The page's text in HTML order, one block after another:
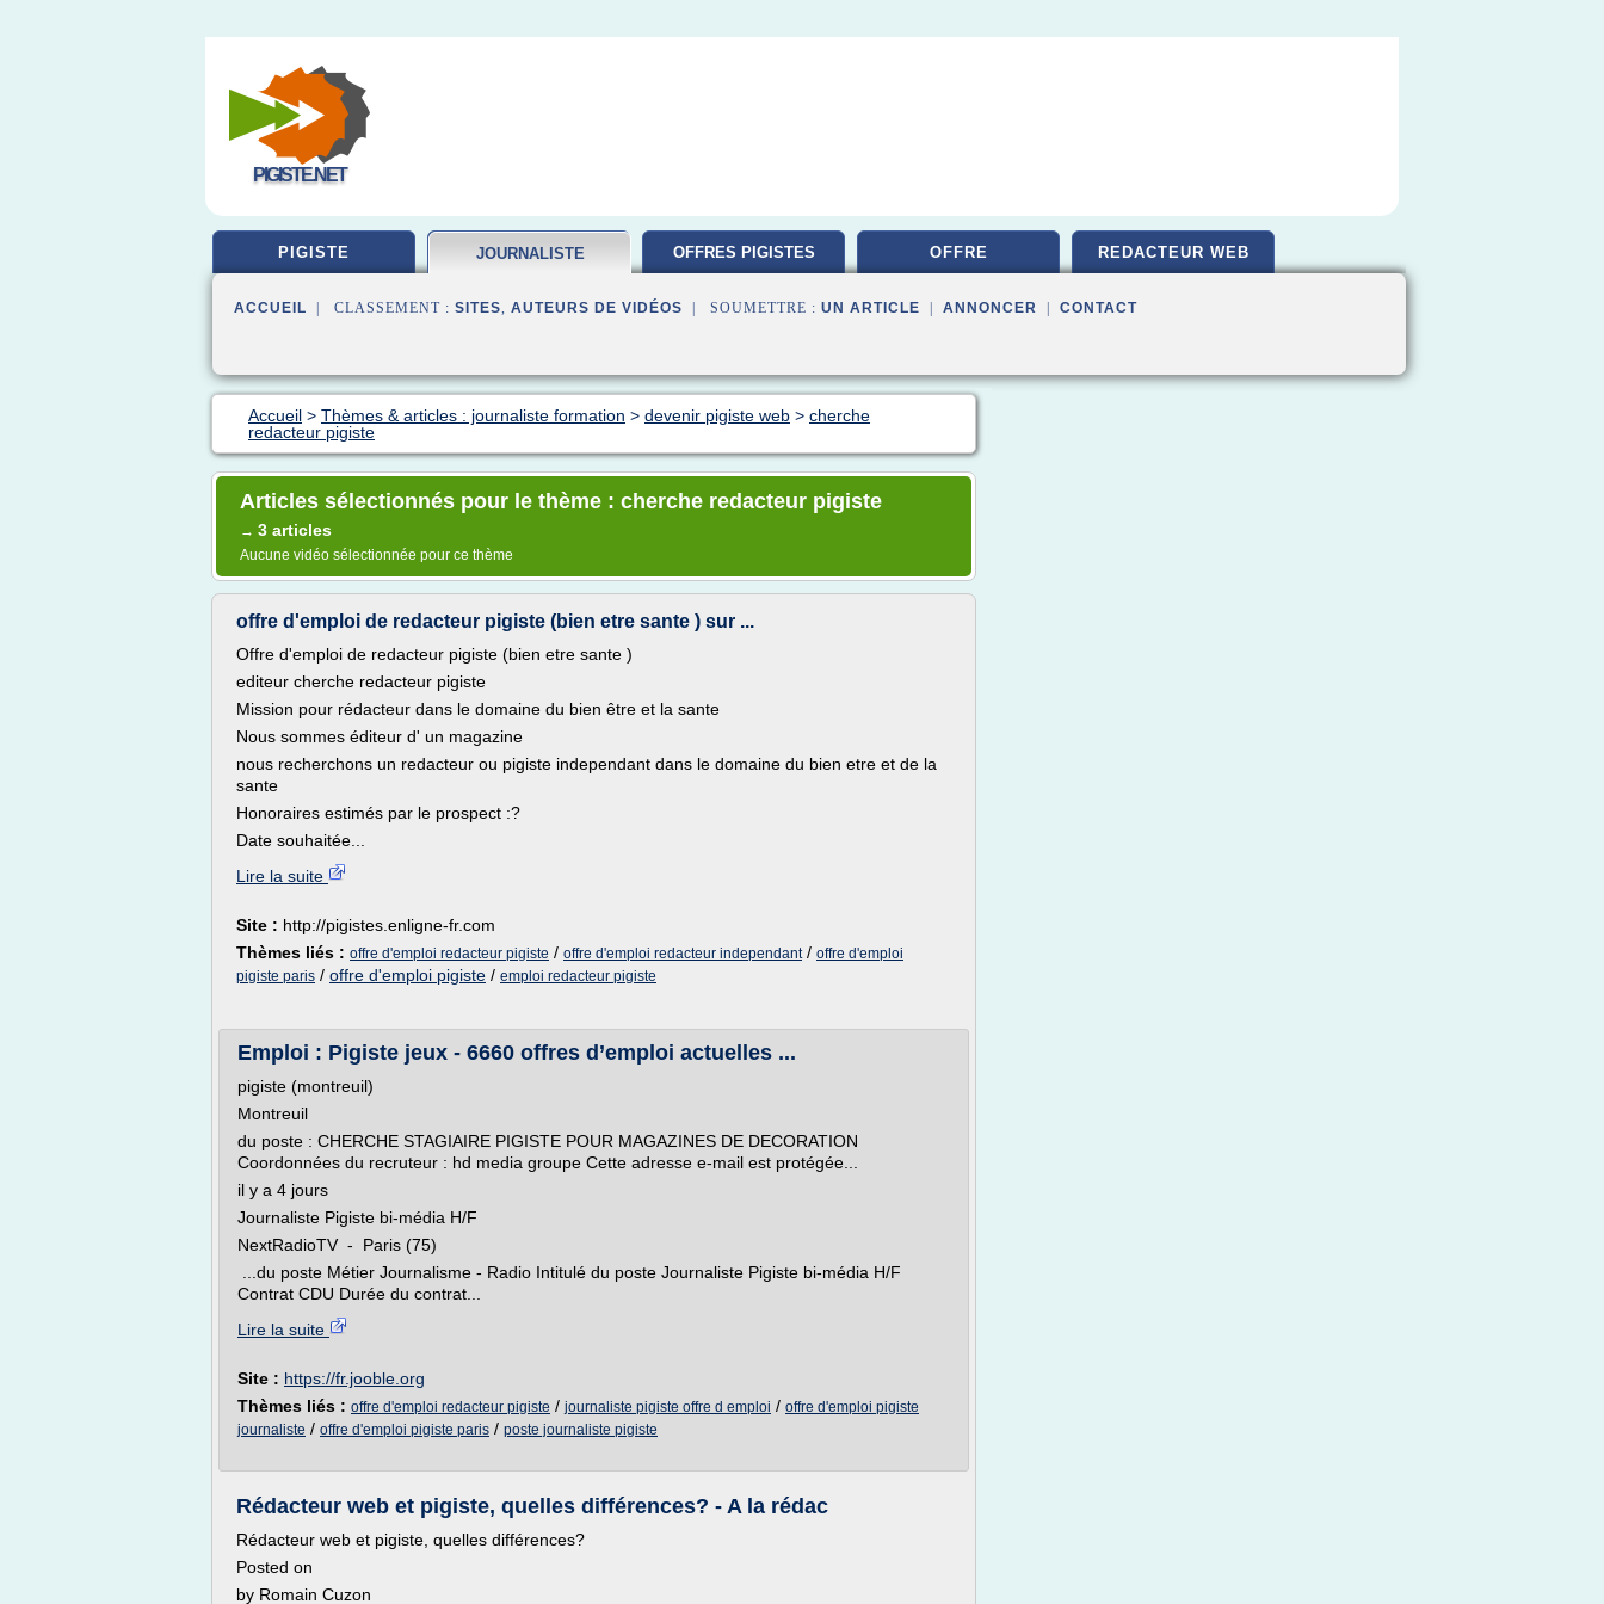
PIGISTE.NET
PIGISTE JOURNALISTE OFFRES PIGISTES OFFRE REDACTEUR WEB
ACCUEIL | CLASSEMENT : SITES, AUTEURS DE VIDÉOS | SOUMETTRE : UN ARTICLE ANNONCER CONTACT
Accueil > Thèmes & articles : journaliste formation > devenir pigiste web > cherche
redacteur pigiste
Articles sélectionnés pour le thème : cherche redacteur pigiste
→ 3 articles
Aucune vidéo sélectionnée pour ce thème
offre d'emploi de redacteur pigiste (bien etre sante ) sur ...
Offre d'emploi de redacteur pigiste (bien etre sante )
editeur cherche redacteur pigiste
Mission pour rédacteur dans le domaine du bien être et la sante
Nous sommes éditeur d' un magazine
nous recherchons un redacteur ou pigiste independant dans le domaine du bien etre et de la
sante
Honoraires estimés par le prospect :?
Date souhaitée...
Lire la suite
Site : http://pigistes.enligne-fr.com
Thèmes liés : offre d'emploi redacteur pigiste / offre d'emploi redacteur independant/ offre d'emploi
pigiste paris / offre d'emploi pigiste / emploi redacteur pigiste
Emploi : Pigiste jeux - 6660 offres d’emploi actuelles ...
pigiste (montreuil)
Montreuil
du poste : CHERCHE STAGIAIRE PIGISTE POUR MAGAZINES DE DECORATION
Coordonnées du recruteur : hd media groupe Cette adresse e-mail est protégée...
il y a 4 jours
Journaliste Pigiste bi-média H/F
NextRadioTV - Paris (75)
...du poste Métier Journalisme - Radio Intitulé du poste Journaliste Pigiste bi-média H/F
Contrat CDU Durée du contrat...
Lire la suite
Site : https://fr.jooble.org
Thèmes liés : offre d'emploi redacteur pigiste / journaliste pigiste offre d emploi / offre d'emploi pigiste
journaliste / offre d'emploi pigiste paris / poste journaliste pigiste
Rédacteur web et pigiste, quelles différences? - A la rédac
Rédacteur web et pigiste, quelles différences?
Posted on
by Romain Cuzon